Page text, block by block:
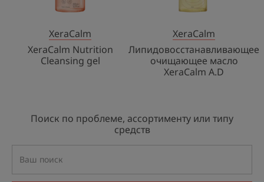
XeraCalm
XeraCalm Nutrition
Cleansing gel
XeraCalm
Липидовосстанавливающее
очищающее масло
XeraCalm A.D
Поиск по проблеме, ассортименту или типу
средств